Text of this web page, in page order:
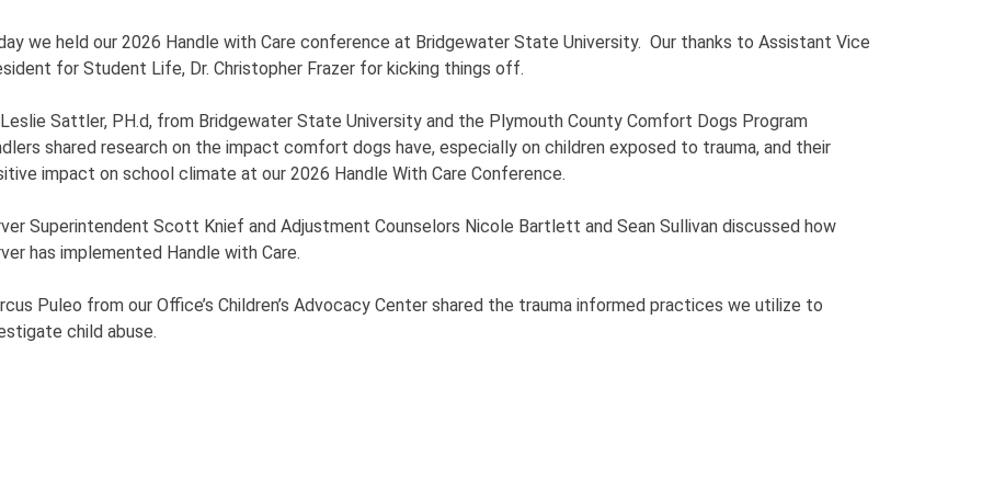
we held our 2026 Handle with Care conference at Bridgewater State University. Our thanks to Assistant Vice
for Student Life, Dr. Christopher Frazer for kicking things off.
Leslie Sattler, PH.d, from Bridgewater State University and the Plymouth County Comfort Dogs Program
shared research on the impact comfort dogs have, especially on children exposed to trauma, and their
impact on school climate at our 2026 Handle With Care Conference.
Superintendent Scott Knief and Adjustment Counselors Nicole Bartlett and Sean Sullivan discussed how
has implemented Handle with Care.
Puleo from our Office’s Children’s Advocacy Center shared the trauma informed practices we utilize to
child abuse.